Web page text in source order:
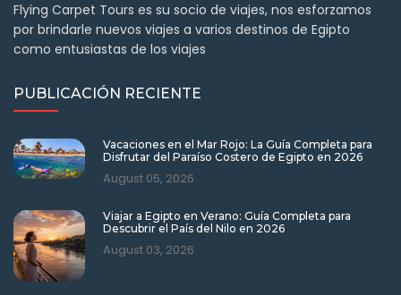
Flying Carpet Tours es su socio de viajes, nos esforzamos
por brindarle nuevos viajes a varios destinos de Egipto
como entusiastas de los viajes
PUBLICACIÓN RECIENTE
Vacaciones en el Mar Rojo: La Guía Completa para
Disfrutar del Paraíso Costero de Egipto en 2026
August 05, 2026
Viajar a Egipto en Verano: Guía Completa para
Descubrir el País del Nilo en 2026
August 03, 2026